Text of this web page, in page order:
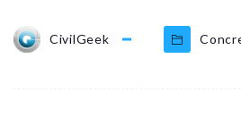
CivilGeek